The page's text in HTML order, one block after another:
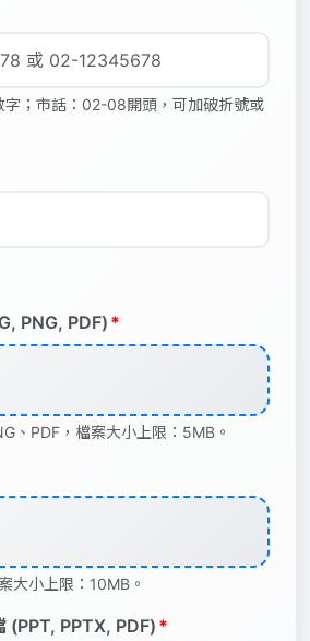
；市話：02-08開頭，可加破折號或
PNG, PDF) *
、PDF，檔案大小上限：5MB。
大小上限：10MB。
(PPT, PPTX, PDF) *